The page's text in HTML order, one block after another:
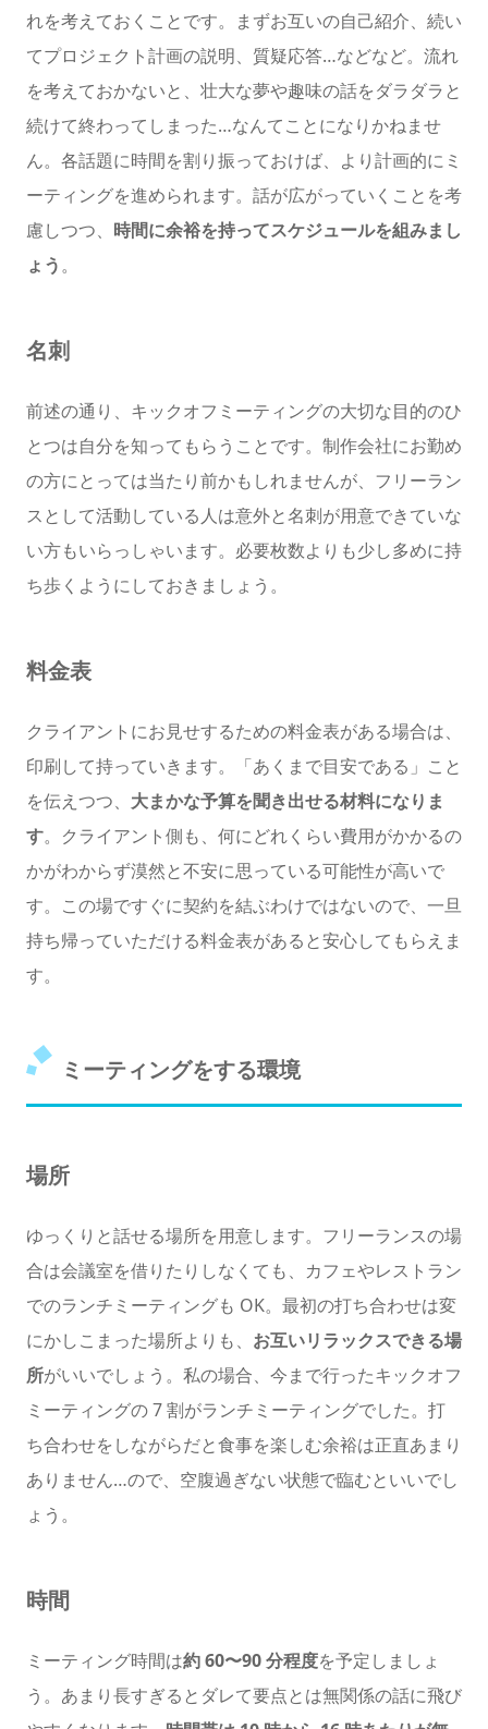
れを考えておくことです。まずお互いの自己紹介、続い
てプロジェクト計画の説明、質疑応答…などなど。流れ
を考えておかないと、壮大な夢や趣味の話をダラダラと
続けて終わってしまった…なんてことになりかねませ
ん。各話題に時間を割り振っておけば、より計画的にミ
ーティングを進められます。話が広がっていくことを考
慮しつつ、 時間に余裕を持ってスケジュールを組みまし
ょう。
名刺
前述の通り、キックオフミーティングの大切な目的のひ
とつは自分を知ってもらうことです。制作会社にお勤め
の方にとっては当たり前かもしれませんが、フリーラン
スとして活動している人は意外と名刺が用意できていな
い方もいらっしゃいます。必要枚数よりも少し多めに持
ち歩くようにしておきましょう。
料金表
クライアントにお見せするための料金表がある場合は、
印刷して持っていきます。「あくまで目安である」こと
を伝えつつ、 大まかな予算を聞き出せる材料になりま
す。クライアント側も、何にどれくらい費用がかかるの
かがわからず漠然と不安に思っている可能性が高いで
す。この場ですぐに契約を結ぶわけではないので、一旦
持ち帰っていただける料金表があると安心してもらえま
す。
ミーティングをする環境
場所
ゆっくりと話せる場所を用意します。フリーランスの場
合は会議室を借りたりしなくても、カフェやレストラン
でのランチミーティングも OK。最初の打ち合わせは変
にかしこまった場所よりも、 お互いリラックスできる場
所がいいでしょう。私の場合、今まで行ったキックオフ
ミーティングの 7 割がランチミーティングでした。打
ち合わせをしながらだと食事を楽しむ余裕は正直あまり
ありません…ので、空腹過ぎない状態で臨むといいでし
ょう。
時間
ミーティング時間は約 60〜90 分程度を予定しましょ
う。あまり長すぎるとダレて要点とは無関係の話に飛び